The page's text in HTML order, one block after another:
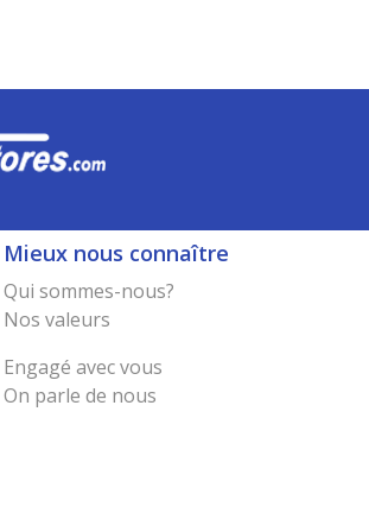
Mieux nous connaître
Qui sommes-nous?
Nos valeurs
Engagé avec vous
On parle de nous